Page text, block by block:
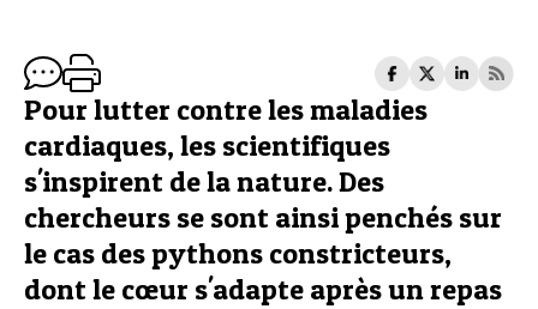
Pour lutter contre les maladies
cardiaques, les scientifiques
s'inspirent de la nature. Des
chercheurs se sont ainsi penchés sur
le cas des pythons constricteurs,
dont le cœur s'adapte après un repas